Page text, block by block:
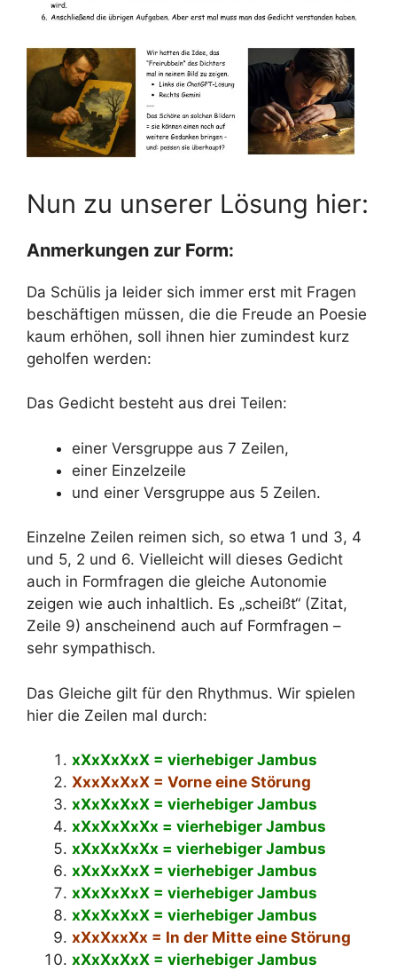
Nun zu unserer Lösung hier:
Anmerkungen zur Form:
Da Schülis ja leider sich immer erst mit Fragen
beschäftigen müssen, die die Freude an Poesie
kaum erhöhen, soll ihnen hier zumindest kurz
geholfen werden:
Das Gedicht besteht aus drei Teilen:
einer Versgruppe aus 7 Zeilen,
einer Einzelzeile
und einer Versgruppe aus 5 Zeilen.
Einzelne Zeilen reimen sich, so etwa 1 und 3, 4
und 5, 2 und 6. Vielleicht will dieses Gedicht
auch in Formfragen die gleiche Autonomie
zeigen wie auch inhaltlich. Es „scheißt“ (Zitat,
Zeile 9) anscheinend auch auf Formfragen –
sehr sympathisch.
Das Gleiche gilt für den Rhythmus. Wir spielen
hier die Zeilen mal durch:
xXxXxXxX = vierhebiger Jambus
XxxXxXxX = Vorne eine Störung
xXxXxXxX = vierhebiger Jambus
xXxXxXxXx = vierhebiger Jambus
xXxXxXxXx = vierhebiger Jambus
xXxXxXxX = vierhebiger Jambus
xXxXxXxX = vierhebiger Jambus
xXxXxXxX = vierhebiger Jambus
xXxXxxXx = In der Mitte eine Störung
xXxXxXxX = vierhebiger Jambus